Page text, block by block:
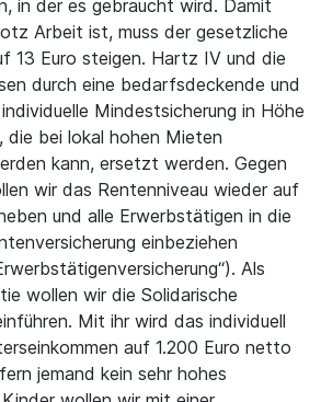
in der es gebraucht wird. Damit
Arbeit ist, muss der gesetzliche
13 Euro steigen. Hartz IV und die
durch eine bedarfsdeckende und
Mindestsicherung in Höhe
die bei lokal hohen Mieten
kann, ersetzt werden. Gegen
wir das Rentenniveau wieder auf
und alle Erwerbstätigen in die
einbeziehen
Als
wollen wir die Solidarische
Mit ihr wird das individuell
auf 1.200 Euro netto
jemand kein sehr hohes